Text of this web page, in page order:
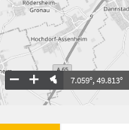
7.059°,49.813°